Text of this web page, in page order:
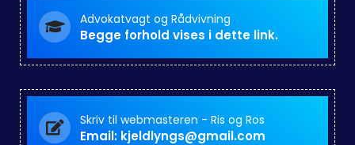
Advokatvagt og Rådvivning
Begge forhold vises i dette link.
Skriv til webmasteren - Ris og Ros
Email: kjeldlyngs@gmail.com